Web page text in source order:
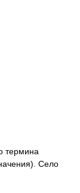
термина
Село